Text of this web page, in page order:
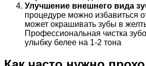
Улучшение внешнего вида
процедуре можно избавиться
может окрашивать зубы в
Профессиональная чистка
улыбку белее на 1-2 тона